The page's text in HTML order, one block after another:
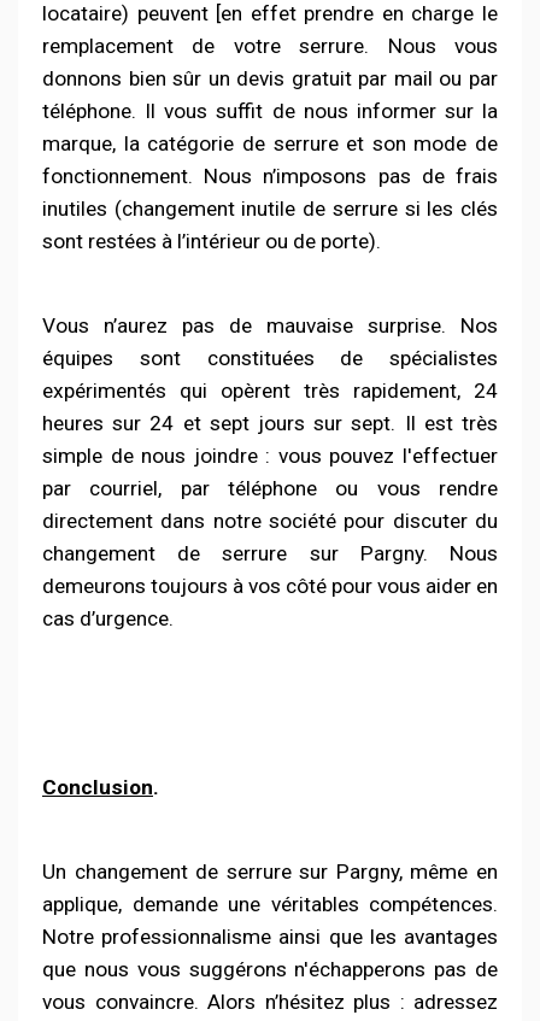
locataire) peuvent [en effet prendre en charge le
remplacement de votre serrure. Nous vous
donnons bien sûr un devis gratuit par mail ou par
téléphone. Il vous suffit de nous informer sur la
marque, la catégorie de serrure et son mode de
fonctionnement. Nous n’imposons pas de frais
inutiles (changement inutile de serrure si les clés
sont restées à l’intérieur ou de porte).
Vous n’aurez pas de mauvaise surprise.
Nos
équipes sont constituées de spécialistes
expérimentés qui opèrent très rapidement, 24
heures sur 24 et sept jours sur sept. Il est très
simple de nous joindre : vous pouvez l'effectuer
par courriel, par téléphone ou vous rendre
directement dans notre société pour discuter du
changement de serrure sur Pargny. Nous
demeurons toujours à vos côté pour vous aider en
cas d’urgence.
Conclusion.
Un changement de serrure sur Pargny, même en
applique, demande une véritables compétences.
Notre professionnalisme ainsi que les avantages
que nous vous suggérons n'échapperons pas de
vous convaincre. Alors n’hésitez plus : adressez